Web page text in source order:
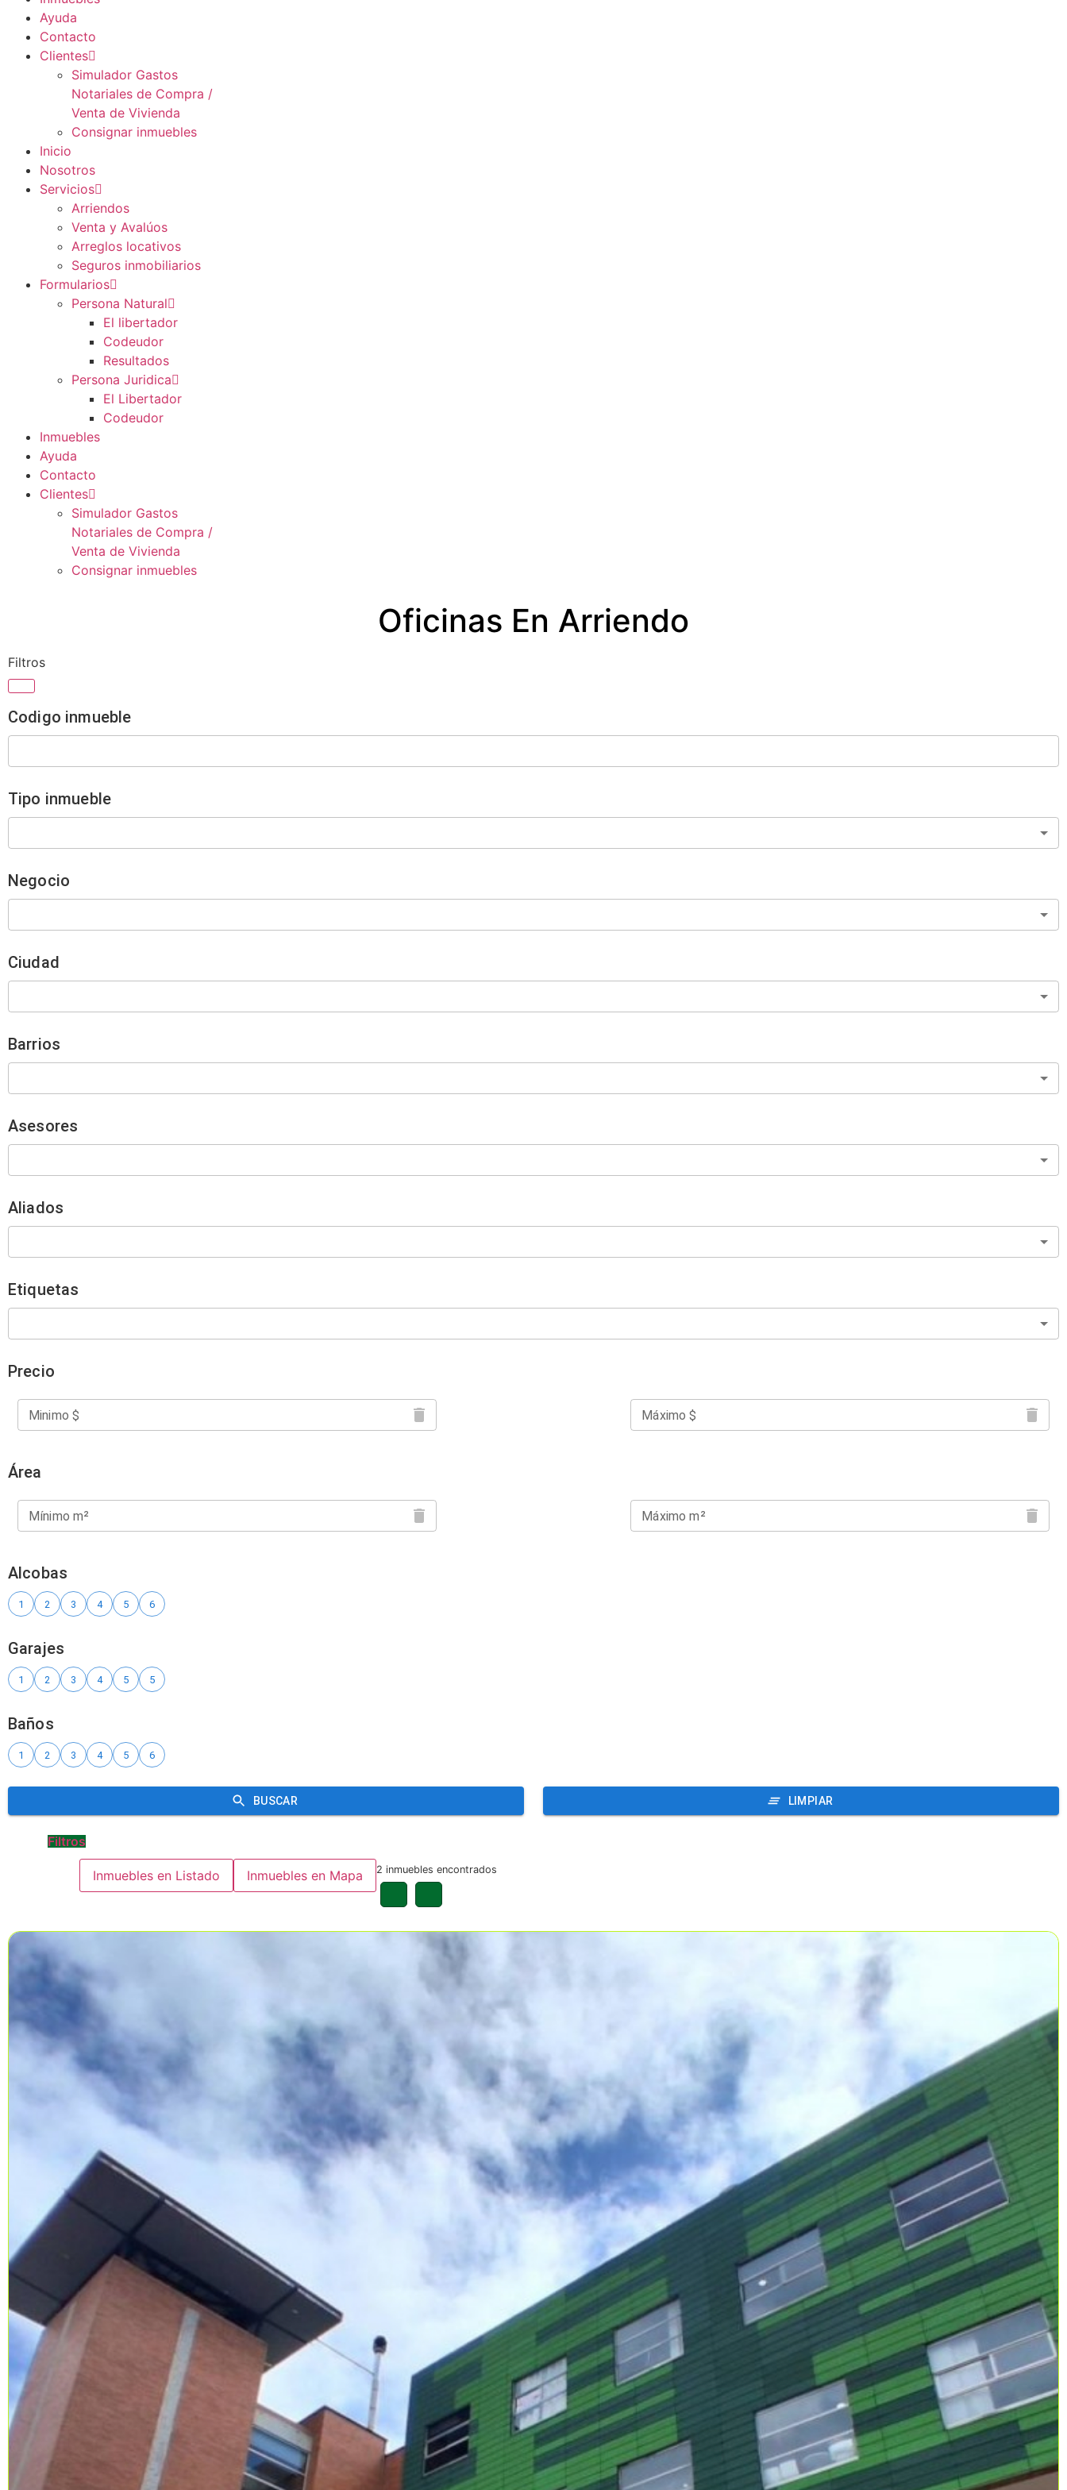
Ayuda
Contacto
Clientes
Simulador Gastos
Notariales de Compra /
Venta de Vivienda
Consignar inmuebles
Inicio
Nosotros
Servicios
Arriendos
Venta y Avalúos
Arreglos locativos
Seguros inmobiliarios
Formularios
Persona Natural
El libertador
Codeudor
Resultados
Persona Juridica
El Libertador
Codeudor
Inmuebles
Ayuda
Contacto
Clientes
Simulador Gastos
Notariales de Compra /
Venta de Vivienda
Consignar inmuebles
Oficinas En Arriendo
Filtros
Filtros
Inmuebles en Listado Inmuebles en Mapa 2 inmuebles encontrados